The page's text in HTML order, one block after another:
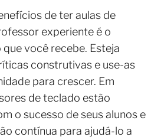
de ter aulas de
experiente é o
você recebe. Esteja
construtivas e use-as
para crescer. Em
de teclado estão
o sucesso de seus alunos e
contínua para ajudá-lo a